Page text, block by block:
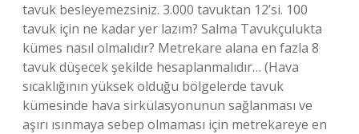
tavuk besleyemezsiniz. 3.000 tavuktan 12’si. 100
tavuk için ne kadar yer lazım? Salma Tavukçulukta
kümes nasıl olmalıdır? Metrekare alana en fazla 8
tavuk düşecek şekilde hesaplanmalıdır… (Hava
sıcaklığının yüksek olduğu bölgelerde tavuk
kümesinde hava sirkülasyonunun sağlanması ve
aşırı ısınmaya sebep olmaması için metrekareye en